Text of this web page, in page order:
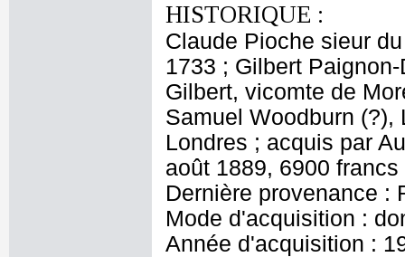
HISTORIQUE :
Claude Pioche sieur
1733 ; Gilbert
Gilbert, vicomte de
Samuel Woodburn
Londres ; acquis par
août 1889, 6900
Dernière provenance :
Mode d'acquisition :
Année d'acquisition :